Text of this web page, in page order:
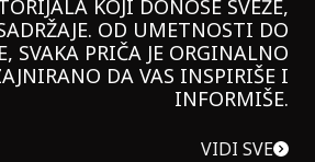
KOJI DONOSE SVEŽE,
OD UMETNOSTI DO
SVAKA PRIČA JE ORGINALNO
DA VAS INSPIRIŠE I
INFORMIŠE.
VIDI SVE